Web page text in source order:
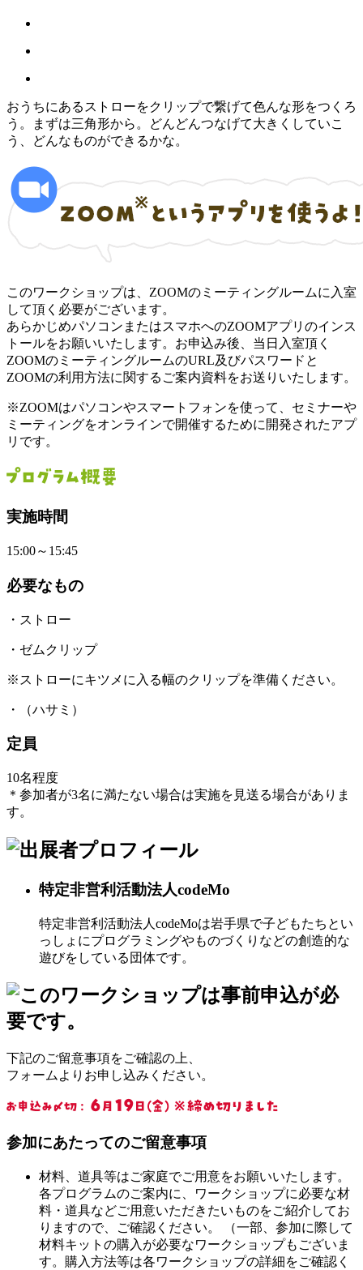
おうちにあるストローをクリップで繋げて色んな形をつくろ
う。まずは三角形から。どんどんつなげて大きくしていこ
う、どんなものができるかな。
このワークショップは、ZOOMのミーティングルームに入室
して頂く必要がございます。
あらかじめパソコンまたはスマホへのZOOMアプリのインス
トールをお願いいたします。お申込み後、当日入室頂く
ZOOMのミーティングルームのURL及びパスワードと
ZOOMの利用方法に関するご案内資料をお送りいたします。
※ZOOMはパソコンやスマートフォンを使って、セミナーや
ミーティングをオンラインで開催するために開発されたアプ
リです。
実施時間
15:00～15:45
必要なもの
・ストロー
・ゼムクリップ
※ストローにキツメに入る幅のクリップを準備ください。
・（ハサミ）
定員
10名程度
＊参加者が3名に満たない場合は実施を見送る場合がありま
す。
特定非営利活動法人codeMo
特定非営利活動法人codeMoは岩手県で子どもたちとい
っしょにプログラミングやものづくりなどの創造的な
遊びをしている団体です。
下記のご留意事項をご確認の上、
フォームよりお申し込みください。
参加にあたってのご留意事項
材料、道具等はご家庭でご用意をお願いいたします。
各プログラムのご案内に、ワークショップに必要な材
料・道具などご用意いただきたいものをご紹介してお
りますので、ご確認ください。 （一部、参加に際して
材料キットの購入が必要なワークショップもございま
す。購入方法等は各ワークショップの詳細をご確認く